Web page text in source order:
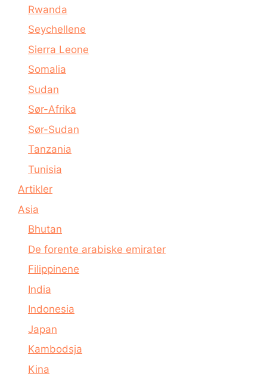
Rwanda
Seychellene
Sierra Leone
Somalia
Sudan
Sør-Afrika
Sør-Sudan
Tanzania
Tunisia
Artikler
Asia
Bhutan
De forente arabiske emirater
Filippinene
India
Indonesia
Japan
Kambodsja
Kina